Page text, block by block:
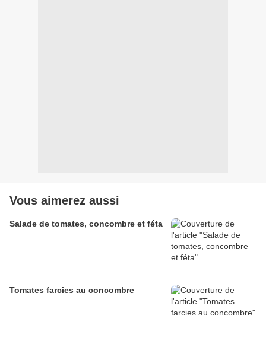
Vous aimerez aussi
Salade de tomates, concombre et féta
Tomates farcies au concombre